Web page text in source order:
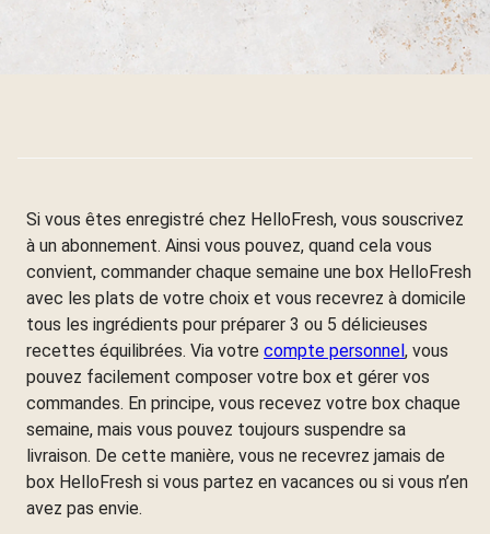
Si vous êtes enregistré chez HelloFresh, vous souscrivez
à un abonnement. Ainsi vous pouvez, quand cela vous
convient, commander chaque semaine une box HelloFresh
avec les plats de votre choix et vous recevrez à domicile
tous les ingrédients pour préparer 3 ou 5 délicieuses
recettes équilibrées. Via votre compte personnel, vous
pouvez facilement composer votre box et gérer vos
commandes. En principe, vous recevez votre box chaque
semaine, mais vous pouvez toujours suspendre sa
livraison. De cette manière, vous ne recevrez jamais de
box HelloFresh si vous partez en vacances ou si vous n’en
avez pas envie.